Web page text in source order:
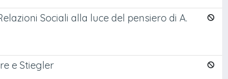
Sociali alla luce del pensiero di A.
e Stiegler